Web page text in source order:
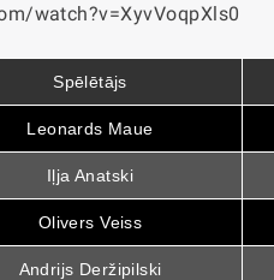
watch?v=XyvVoqpXls0
Spēlētājs
Leonards Maue
Iļja Anatski
Olivers Veiss
Andrijs Deržipilski